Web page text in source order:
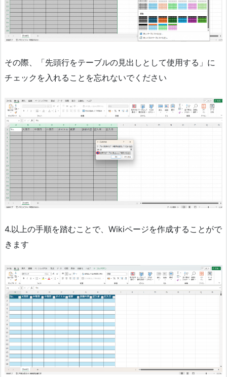
その際、「先頭行をテーブルの見出しとして使用する」に
チェックを入れることを忘れないでください
4.以上の手順を踏むことで、Wikiページを作成することがで
きます